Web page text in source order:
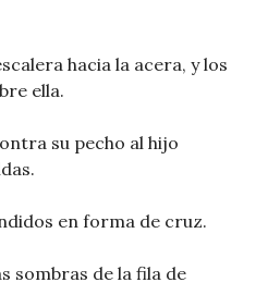
hacia la acera, y los
ella.
su pecho al hijo
en forma de cruz.
sombras de la fila de